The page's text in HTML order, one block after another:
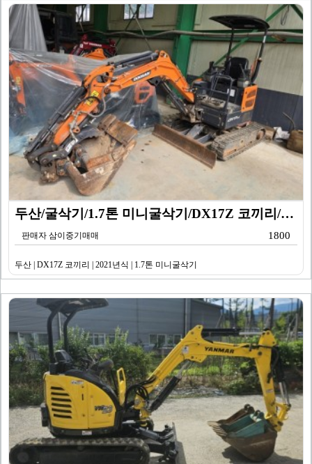
두산/굴삭기/1.7톤 미니굴삭기/DX17Z 코끼리/20…
판매자 삼이중기매매 1800
두산 | DX17Z 코끼리 | 2021년식 | 1.7톤 미니굴삭기